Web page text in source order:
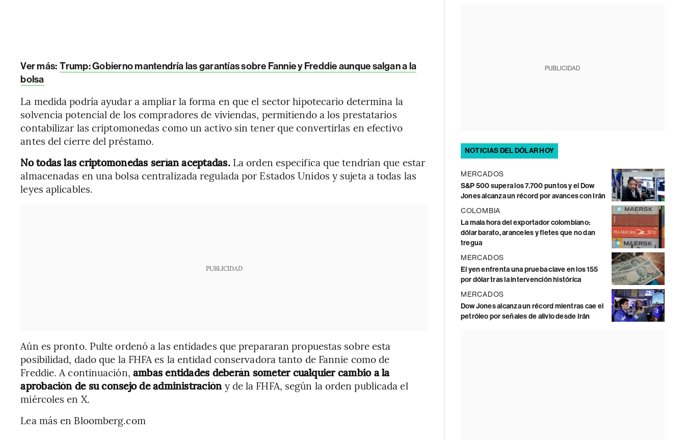
Ver más: Trump: Gobierno mantendría las garantías sobre Fannie y Freddie aunque salgan a la
bolsa
La medida podría ayudar a ampliar la forma en que el sector hipotecario determina la
solvencia potencial de los compradores de viviendas, permitiendo a los prestatarios
contabilizar las criptomonedas como un activo sin tener que convertirlas en efectivo
antes del cierre del préstamo.
No todas las criptomonedas serían aceptadas.La orden especifica que tendrían que estar
almacenadas en una bolsa centralizada regulada por Estados Unidos y sujeta a todas las
leyes aplicables.
PUBLICIDAD
Aún es pronto. Pulte ordenó a las entidades que prepararan propuestas sobre esta
posibilidad, dado que la FHFA es la entidad conservadora tanto de Fannie como de
Freddie. A continuación, ambas entidades deberán someter cualquier cambio a la
aprobación de su consejo de administración y de la FHFA, según la orden publicada el
miércoles en X.
Lea más en Bloomberg.com
PUBLICIDAD
NOTICIAS DEL DÓLAR HOY
MERCADOS
S&P 500 supera los 7.700 puntos y el Dow
Jones alcanza un récord por avances con Irán
COLOMBIA
La mala hora del exportador colombiano:
dólar barato, aranceles y fletes que no dan
tregua
MERCADOS
El yen enfrenta una prueba clave en los 155
por dólar tras la intervención histórica
MERCADOS
Dow Jones alcanza un récord mientras cae el
petróleo por señales de alivio desde Irán